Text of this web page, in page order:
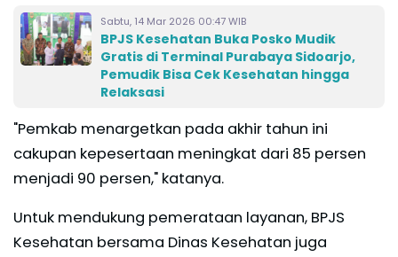
Sabtu, 14 Mar 2026 00:47 WIB
BPJS Kesehatan Buka Posko Mudik
Gratis di Terminal Purabaya Sidoarjo,
Pemudik Bisa Cek Kesehatan hingga
Relaksasi
"Pemkab menargetkan pada akhir tahun ini
cakupan kepesertaan meningkat dari 85 persen
menjadi 90 persen," katanya.
Untuk mendukung pemerataan layanan, BPJS
Kesehatan bersama Dinas Kesehatan juga